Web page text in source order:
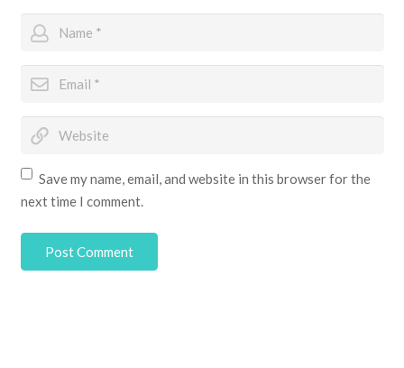
Save my name, email, and website in this browser for the
next time I comment.
Post Comment